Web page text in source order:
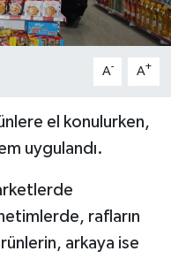
A- A+
el konulurken,
uygulandı.
rafların
arkaya ise